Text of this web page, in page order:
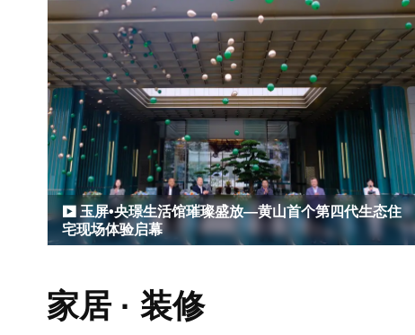
玉屏•央璟生活馆璀璨盛放—黄山首个第四代生态住
宅现场体验启幕
家居 · 装修